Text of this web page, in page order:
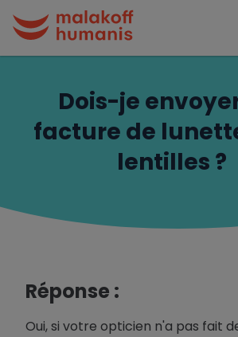
Dois-je
facture de
lentilles ?
Réponse :
Oui, si votre opticien n'a pas fait